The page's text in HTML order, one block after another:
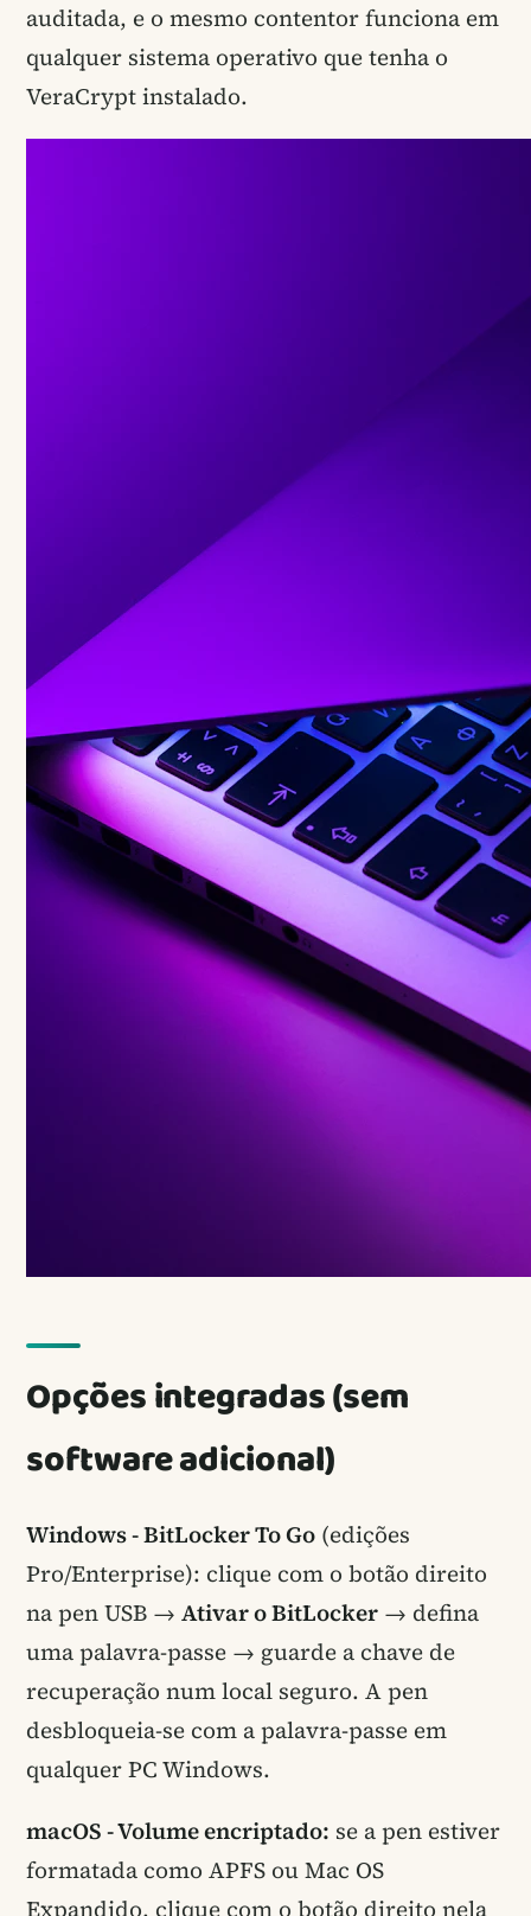
auditada, e o mesmo contentor funciona em
qualquer sistema operativo que tenha o
VeraCrypt instalado.
Opções integradas (sem
software adicional)
Windows - BitLocker To Go (edições
Pro/Enterprise): clique com o botão direito
na pen USB → Ativar o BitLocker → defina
uma palavra-passe → guarde a chave de
recuperação num local seguro. A pen
desbloqueia-se com a palavra-passe em
qualquer PC Windows.
macOS - Volume encriptado: se a pen estiver
formatada como APFS ou Mac OS
Expandido, clique com o botão direito nela